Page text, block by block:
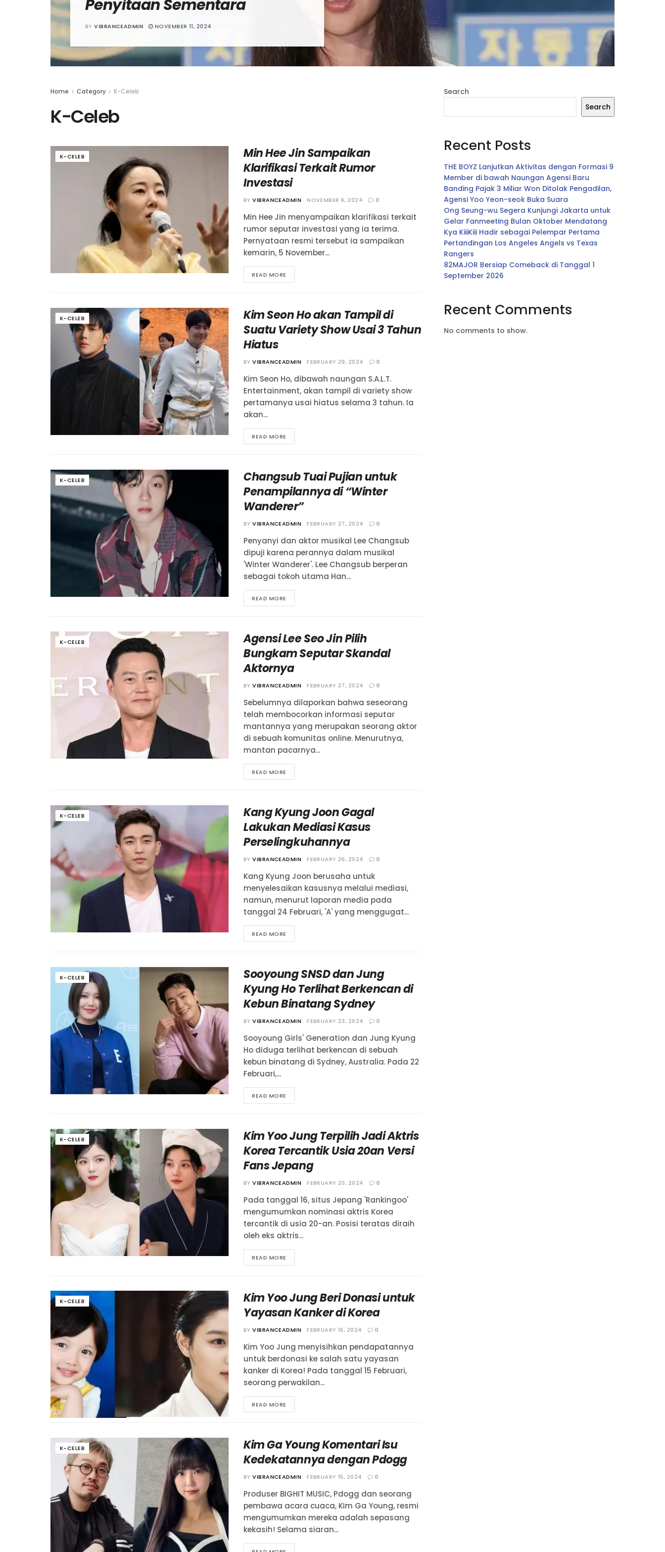
Penyitaan Sementara
BY VIBRANCEADMIN NOVEMBER 11, 2024
Home Category K-Celeb
K-Celeb
K-CELEB
Min Hee Jin Sampaikan
Klarifikasi Terkait Rumor
Investasi
BY VIBRANCEADMIN NOVEMBER 6, 2024 0
Min Hee Jin menyampaikan klarifikasi terkait
rumor seputar investasi yang ia terima.
Pernyataan resmi tersebut ia sampaikan
kemarin, 5 November...
READ MORE
K-CELEB
Kim Seon Ho akan Tampil di
Suatu Variety Show Usai 3 Tahun
Hiatus
BY VIBRANCEADMIN FEBRUARY 29, 2024 0
Kim Seon Ho, dibawah naungan S.A.L.T.
Entertainment, akan tampil di variety show
pertamanya usai hiatus selama 3 tahun. Ia
akan...
READ MORE
K-CELEB
Changsub Tuai Pujian untuk
Penampilannya di “Winter
Wanderer”
BY VIBRANCEADMIN FEBRUARY 27, 2024 0
Penyanyi dan aktor musikal Lee Changsub
dipuji karena perannya dalam musikal
'Winter Wanderer'. Lee Changsub berperan
sebagai tokoh utama Han...
READ MORE
K-CELEB
Agensi Lee Seo Jin Pilih
Bungkam Seputar Skandal
Aktornya
BY VIBRANCEADMIN FEBRUARY 27, 2024 0
Sebelumnya dilaporkan bahwa seseorang
telah membocorkan informasi seputar
mantannya yang merupakan seorang aktor
di sebuah komunitas online. Menurutnya,
mantan pacarnya...
READ MORE
K-CELEB
Kang Kyung Joon Gagal
Lakukan Mediasi Kasus
Perselingkuhannya
BY VIBRANCEADMIN FEBRUARY 26, 2024 0
Kang Kyung Joon berusaha untuk
menyelesaikan kasusnya melalui mediasi,
namun, menurut laporan media pada
tanggal 24 Februari, 'A' yang menggugat...
READ MORE
K-CELEB
Sooyoung SNSD dan Jung
Kyung Ho Terlihat Berkencan di
Kebun Binatang Sydney
BY VIBRANCEADMIN FEBRUARY 23, 2024 0
Sooyoung Girls' Generation dan Jung Kyung
Ho diduga terlihat berkencan di sebuah
kebun binatang di Sydney, Australia. Pada 22
Februari,...
READ MORE
K-CELEB
Kim Yoo Jung Terpilih Jadi Aktris
Korea Tercantik Usia 20an Versi
Fans Jepang
BY VIBRANCEADMIN FEBRUARY 20, 2024 0
Pada tanggal 16, situs Jepang 'Rankingoo'
mengumumkan nominasi aktris Korea
tercantik di usia 20-an. Posisi teratas diraih
oleh eks aktris...
READ MORE
K-CELEB
Kim Yoo Jung Beri Donasi untuk
Yayasan Kanker di Korea
BY VIBRANCEADMIN FEBRUARY 16, 2024 0
Kim Yoo Jung menyisihkan pendapatannya
untuk berdonasi ke salah satu yayasan
kanker di Korea! Pada tanggal 15 Februari,
seorang perwakilan...
READ MORE
K-CELEB
Kim Ga Young Komentari Isu
Kedekatannya dengan Pdogg
BY VIBRANCEADMIN FEBRUARY 15, 2024 0
Produser BIGHIT MUSIC, Pdogg dan seorang
pembawa acara cuaca, Kim Ga Young, resmi
mengumumkan mereka adalah sepasang
kekasih! Selama siaran...
Search
Search
Recent Posts
THE BOYZ Lanjutkan Aktivitas dengan Formasi 9
Member di bawah Naungan Agensi Baru
Banding Pajak 3 Miliar Won Ditolak Pengadilan,
Agensi Yoo Yeon-seok Buka Suara
Ong Seung-wu Segera Kunjungi Jakarta untuk
Gelar Fanmeeting Bulan Oktober Mendatang
Kya KiiiKiii Hadir sebagai Pelempar Pertama
Pertandingan Los Angeles Angels vs Texas
Rangers
82MAJOR Bersiap Comeback di Tanggal 1
September 2026
Recent Comments
No comments to show.